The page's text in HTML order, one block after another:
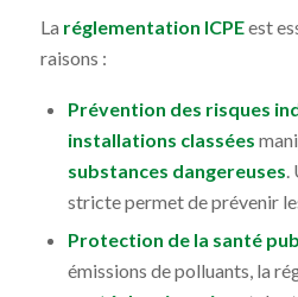
La réglementation ICPEest
raisons :
Prévention des risques
installations classées
substances dangereuses.
stricte permet de prévenir
Protection de la santé
émissions de polluants, la